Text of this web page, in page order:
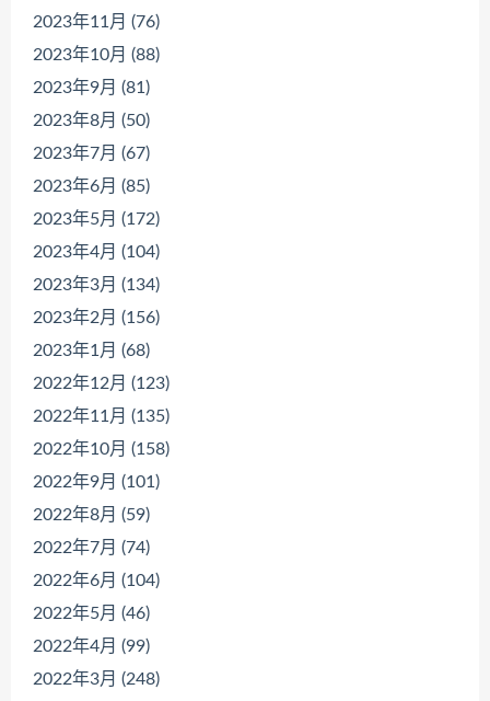
2023年11月 (76)
2023年10月 (88)
2023年9月 (81)
2023年8月 (50)
2023年7月 (67)
2023年6月 (85)
2023年5月 (172)
2023年4月 (104)
2023年3月 (134)
2023年2月 (156)
2023年1月 (68)
2022年12月 (123)
2022年11月 (135)
2022年10月 (158)
2022年9月 (101)
2022年8月 (59)
2022年7月 (74)
2022年6月 (104)
2022年5月 (46)
2022年4月 (99)
2022年3月 (248)